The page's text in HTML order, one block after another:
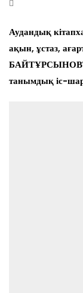
Аудандық
ақын, ұстаз,
танымдық іс-